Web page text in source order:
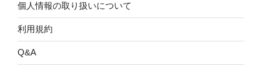
個人情報の取り扱いについて
利用規約
Q&A